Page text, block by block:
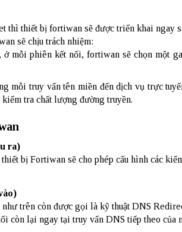
thiết bị fortiwan sẽ được triển khai ngay
sẽ chịu trách nhiệm:
mỗi phiên kết nối, fortiwan sẽ chọn một
mỗi truy vấn tên miền đến dịch vụ trực
tra chất lượng đường truyền.
ra)
bị Fortiwan sẽ cho phép cấu hình các
trên còn được gọi là kỹ thuật DNS
còn lại ngay tại truy vấn DNS tiếp theo của